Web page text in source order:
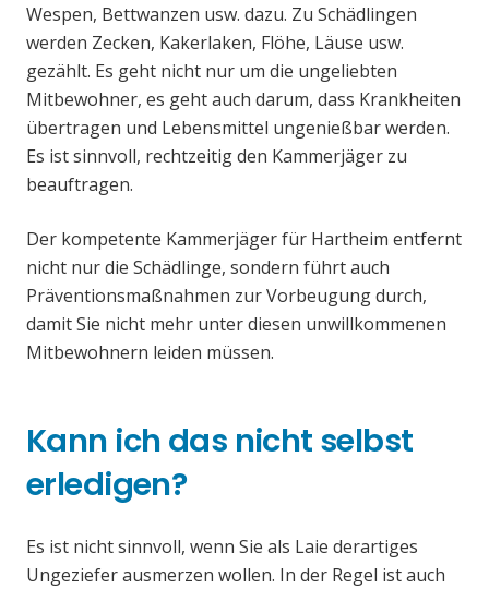
Wespen, Bettwanzen usw. dazu. Zu Schädlingen
werden Zecken, Kakerlaken, Flöhe, Läuse usw.
gezählt. Es geht nicht nur um die ungeliebten
Mitbewohner, es geht auch darum, dass Krankheiten
übertragen und Lebensmittel ungenießbar werden.
Es ist sinnvoll, rechtzeitig den Kammerjäger zu
beauftragen.
Der kompetente Kammerjäger für Hartheim entfernt
nicht nur die Schädlinge, sondern führt auch
Präventionsmaßnahmen zur Vorbeugung durch,
damit Sie nicht mehr unter diesen unwillkommenen
Mitbewohnern leiden müssen.
Kann ich das nicht selbst
erledigen?
Es ist nicht sinnvoll, wenn Sie als Laie derartiges
Ungeziefer ausmerzen wollen. In der Regel ist auch